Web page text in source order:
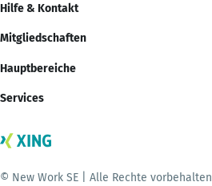
Hilfe & Kontakt
Mitgliedschaften
Hauptbereiche
Services
© New Work SE | Alle Rechte vorbehalten